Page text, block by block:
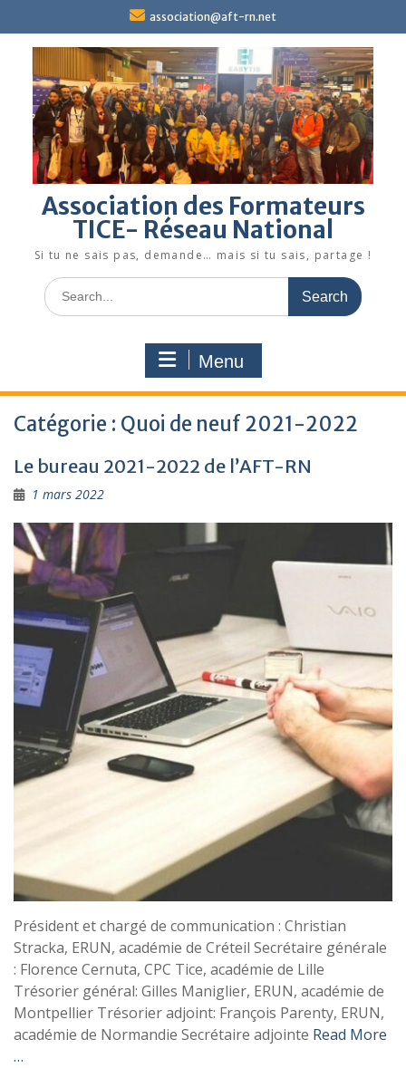
content
association@aft-rn.net
Association des Formateurs
TICE- Réseau National
Si tu ne sais pas, demande… mais si tu sais, partage !
Search
for:
Menu
Catégorie : Quoi de neuf 2021-2022
Le bureau 2021-2022 de l’AFT-RN
1 mars 2022
Président et chargé de communication : Christian
Stracka, ERUN, académie de Créteil Secrétaire générale
: Florence Cernuta, CPC Tice, académie de Lille
Trésorier général: Gilles Maniglier, ERUN, académie de
Montpellier Trésorier adjoint: François Parenty, ERUN,
académie de Normandie Secrétaire adjointe Read More
…